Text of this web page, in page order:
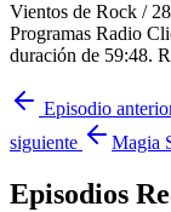
Vientos de Rock /
Programas Radio
duración de 59:48.
Episodio
siguiente
Magia
Episodios